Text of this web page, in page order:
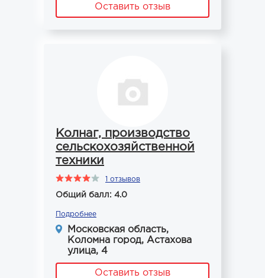
Оставить отзыв
Колнаг, производство
сельскохозяйственной
техники
1 отзывов
Общий балл: 4.0
Подробнее
Московская область,
Коломна город, Астахова
улица, 4
Оставить отзыв